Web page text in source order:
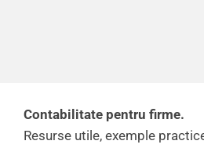
Contabilitate pentru firme.
Resurse utile, exemple